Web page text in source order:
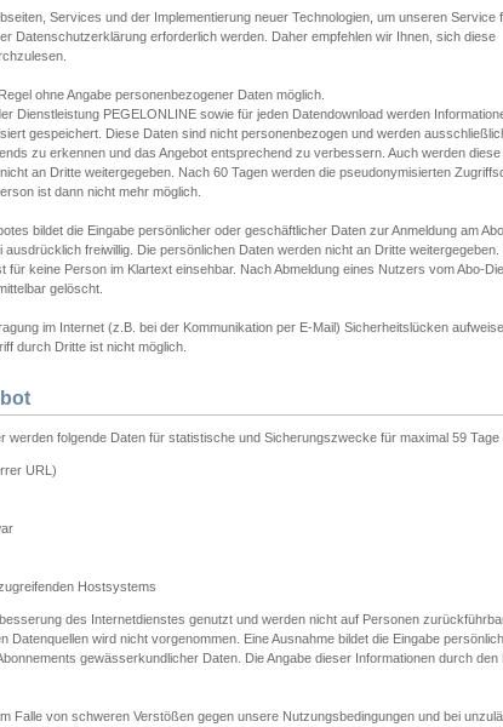
Services und der Implementierung neuer Technologien, um unseren Service
Datenschutzerklärung erforderlich werden. Daher empfehlen wir Ihnen, sich diese
ohne Angabe personenbezogener Daten möglich.
Dienstleistung PEGELONLINE sowie für jeden Datendownload werden
gespeichert. Diese Daten sind nicht personenbezogen und werden
zu erkennen und das Angebot entsprechend zu verbessern. Auch werden
an Dritte weitergegeben. Nach 60 Tagen werden die pseudonymisierten
ist dann nicht mehr möglich.
bildet die Eingabe persönlicher oder geschäftlicher Daten zur Anmeldung am
freiwillig. Die persönlichen Daten werden nicht an Dritte
keine Person im Klartext einsehbar. Nach Abmeldung eines Nutzers vom Abo-
gelöscht.
im Internet (z.B. bei der Kommunikation per E-Mail) Sicherheitslücken
durch Dritte ist nicht möglich.
werden folgende Daten für statistische und Sicherungszwecke für maximal 59 Tage
URL)
Hostsystems
des Internetdienstes genutzt und werden nicht auf Personen
Datenquellen wird nicht vorgenommen. Eine Ausnahme bildet die Eingabe
gewässerkundlicher Daten. Die Angabe dieser Informationen durch
Falle von schweren Verstößen gegen unsere Nutzungsbedingungen und bei